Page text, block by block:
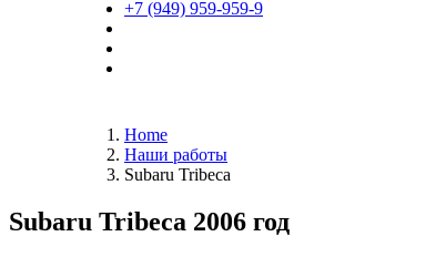
+7 (949) 959-959-9
Home
Наши работы
Subaru Tribeca
Subaru Tribeca 2006 год